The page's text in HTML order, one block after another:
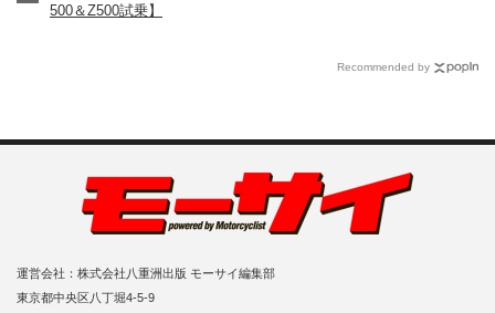
500＆Z500試乗】
Recommended by
運営会社：株式会社八重洲出版 モーサイ編集部
東京都中央区八丁堀4-5-9